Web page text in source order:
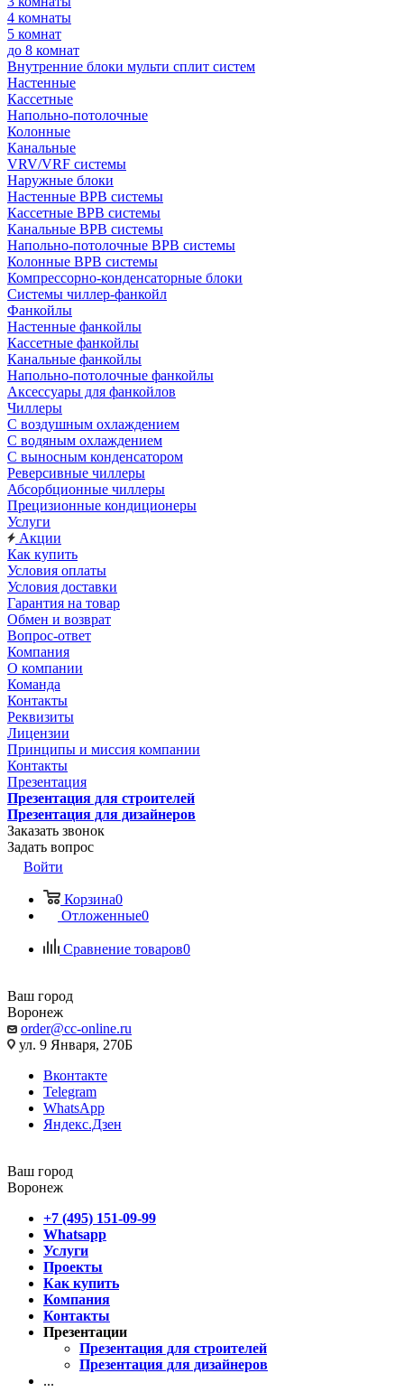
4 комнаты
5 комнат
до 8 комнат
Внутренние блоки мульти сплит систем
Настенные
Кассетные
Напольно-потолочные
Колонные
Канальные
VRV/VRF системы
Наружные блоки
Настенные ВРВ системы
Кассетные ВРВ системы
Канальные ВРВ системы
Напольно-потолочные ВРВ системы
Колонные ВРВ системы
Компрессорно-конденсаторные блоки
Системы чиллер-фанкойл
Фанкойлы
Настенные фанкойлы
Кассетные фанкойлы
Канальные фанкойлы
Напольно-потолочные фанкойлы
Аксессуары для фанкойлов
Чиллеры
С воздушным охлаждением
С водяным охлаждением
С выносным конденсатором
Реверсивные чиллеры
Абсорбционные чиллеры
Прецизионные кондиционеры
Услуги
Акции
Как купить
Условия оплаты
Условия доставки
Гарантия на товар
Обмен и возврат
Вопрос-ответ
Компания
О компании
Команда
Контакты
Реквизиты
Лицензии
Принципы и миссия компании
Контакты
Презентация
Презентация для строителей
Презентация для дизайнеров
Заказать звонок
Задать вопрос
Войти
Корзина0
Отложенные0
Сравнение товаров0
Ваш город
Воронеж
order@cc-online.ru
ул. 9 Января, 270Б
Вконтакте
Telegram
WhatsApp
Яндекс.Дзен
Ваш город
Воронеж
+7 (495) 151-09-99
Whatsapp
Услуги
Проекты
Как купить
Компания
Контакты
Презентации
Презентация для строителей
Презентация для дизайнеров
...